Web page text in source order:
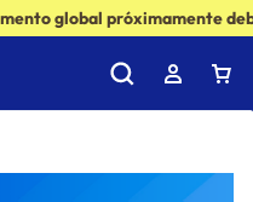
global próximamente